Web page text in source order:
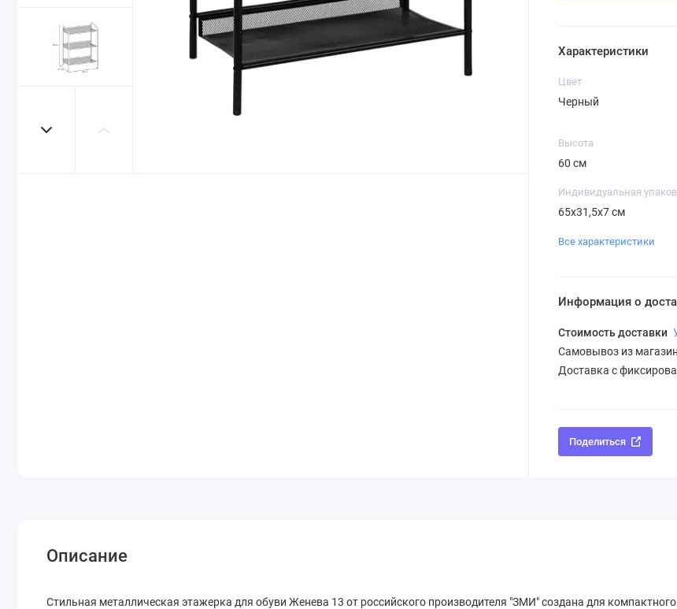
Характеристики
Цвет
Черный
Высота
60 см
Индивидуальная
65х31,5х7 см
Все характеристики
Информация о
Стоимость доставки
Самовывоз из
Доставка с
Поделиться
Описание
Стильная металлическая этажерка для обуви Женева 13 от российского производителя "ЗМИ" создана для компактного